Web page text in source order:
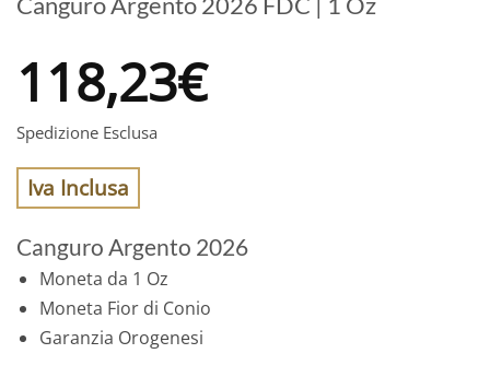
118,23€
Spedizione Esclusa
Iva Inclusa
Canguro Argento 2026
Moneta da 1 Oz
Moneta Fior di Conio
Garanzia Orogenesi